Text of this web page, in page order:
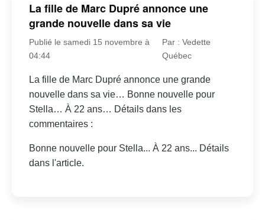
La fille de Marc Dupré annonce une
grande nouvelle dans sa vie
Publié le samedi 15 novembre à
04:44
Par : Vedette
Québec
La fille de Marc Dupré annonce une grande
nouvelle dans sa vie… Bonne nouvelle pour
Stella… À 22 ans… Détails dans les
commentaires :
Bonne nouvelle pour Stella... À 22 ans... Détails
dans l'article.